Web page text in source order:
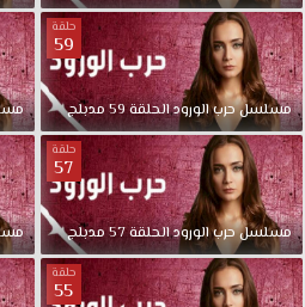
حلقة
59
مسلسلحربالورودالحلقة59مدبلج
حلقة
57
مسلسلحربالورودالحلقة57مدبلج
حلقة
55